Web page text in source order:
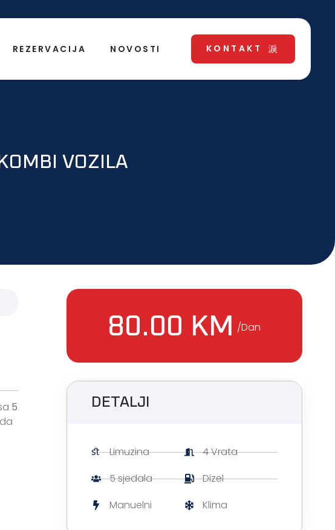
REZERVACIJA NOVOSTI KONTAKT
VOZILA
5
80.00 KM /Dan
DETALJI
Limuzina
5 sjedala
Manuelni
4 Vrata
Dizel
Klima